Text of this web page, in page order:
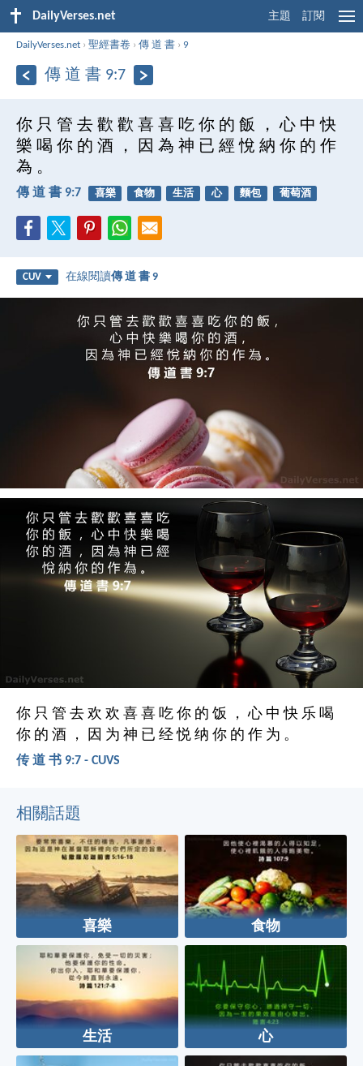
DailyVerses.net 主題 訂閱
DailyVerses.net ›聖經書卷 ›傳 道 書 › 9
傳 道 書 9:7
你 只 管 去 歡 歡 喜 喜 吃 你 的 飯 ， 心 中 快
樂 喝 你 的 酒 ， 因 為 神 已 經 悅 納 你 的 作
為 。
傳 道 書 9:7 喜樂 食物 生活 心 麵包 葡萄酒
CUV 在線閱讀傳 道 書 9
你 只 管 去 欢 欢 喜 喜 吃 你 的 饭 ， 心 中 快 乐 喝
你 的 酒 ， 因 为 神 已 经 悦 纳 你 的 作 为 。
传 道 书 9:7 - CUVS
相關話題
喜樂 食物
生活 心